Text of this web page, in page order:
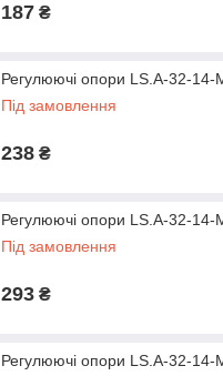
187 ₴
Регулюючі опори LS.A-32-14-
Під замовлення
238 ₴
Регулюючі опори LS.A-32-14-
Під замовлення
293 ₴
Регулюючі опори LS.A-32-14-